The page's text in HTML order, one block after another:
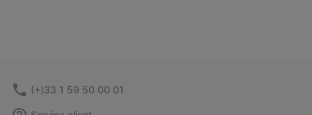
(+)33 1 59 50 00 01